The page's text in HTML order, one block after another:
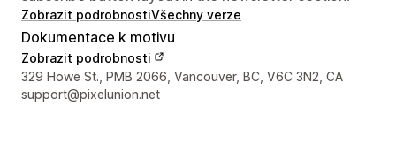
Zobrazit podrobnostiVšechny verze
Dokumentace k motivu
Zobrazit podrobnosti
Kontaktní údaje designéra
329 Howe St., PMB 2066, Vancouver, BC, V6C 3N2, CA
support@pixelunion.net